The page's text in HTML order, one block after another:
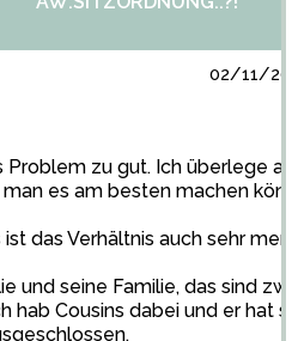
02/11/
Problem zu gut. Ich überlege
es am besten machen
das Verhältnis auch sehr
und seine Familie, das sind
hab Cousins dabei und er hat